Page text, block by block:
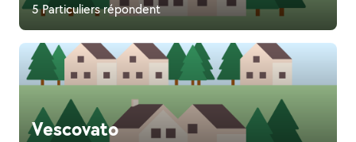
5 Particuliers répondent
Vescovato